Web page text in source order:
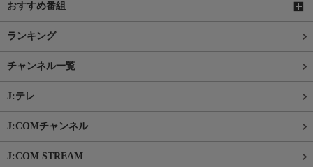
おすすめ番組
ランキング
チャンネル一覧
J:テレ
J:COMチャンネル
J:COM STREAM